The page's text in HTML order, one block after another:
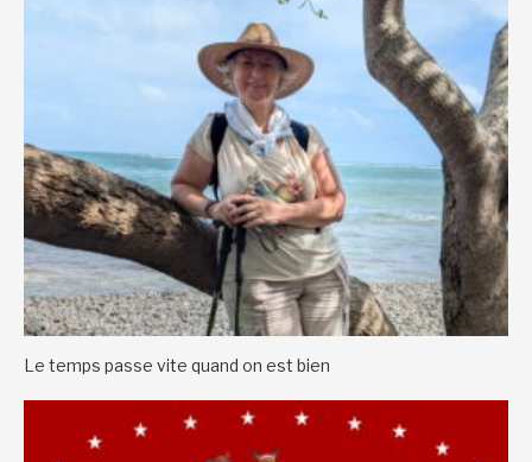
Le temps passe vite quand on est bien